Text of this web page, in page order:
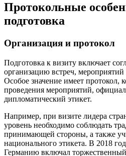
Протокольные
подготовка
Организация и протокол
Подготовка к визиту включает
организацию встреч,
Особое значение имеет протокол,
проведения мероприятий,
дипломатический этикет.
Например, при визите лидера
уровень необходимо соблюдать
принимающей стороны, а также
национального этикета. В 2018
Германию включал